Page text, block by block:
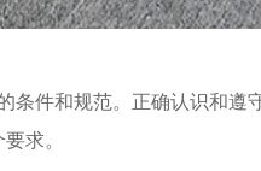
条件和规范。正确认识和遵
求。